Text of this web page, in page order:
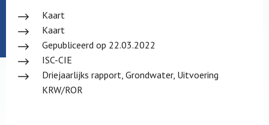
Kaart
Kaart
Gepubliceerd op 22.03.2022
ISC-CIE
Driejaarlijks rapport, Grondwater, Uitvoering
KRW/ROR